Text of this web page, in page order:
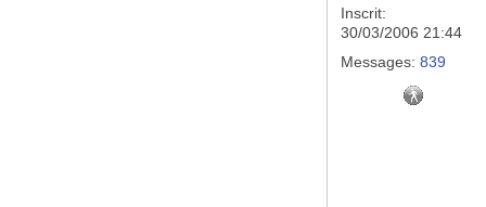
Inscrit:
30/03/2006 21:44
Messages: 839